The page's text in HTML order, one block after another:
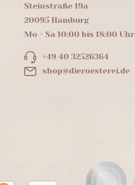
Steinstraße 19a
20095 Hamburg
Mo - Sa 10:00 bis 18:00 Uhr
+49 40 32526364
shop@dieroesterei.de